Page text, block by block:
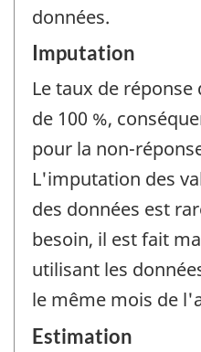
données.
Imputation
Le taux de
de 100 %,
pour la non-
L'imputation des
des données est
besoin, il est fait
utilisant les
le même mois de
Estimation